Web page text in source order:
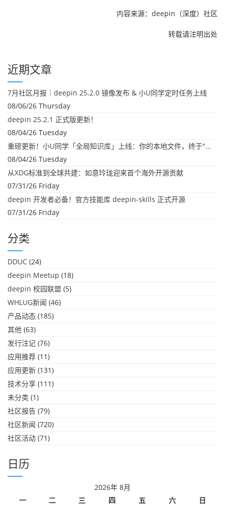
内容来源：deepin（深度）社区
转载请注明出处
近期文章
7月社区月报｜deepin 25.2.0 镜像发布 & 小U同学定时任务上线
08/06/26 Thursday
deepin 25.2.1 正式版更新！
08/04/26 Tuesday
重磅更新！小U同学「全局知识库」上线：你的本地文件，终于"活"起来了
08/04/26 Tuesday
从XDG标准到全球共建：如意玲珑迎来首个海外开源贡献
07/31/26 Friday
deepin 开发者必备！官方技能库 deepin-skills 正式开源
07/31/26 Friday
分类
DDUC (24)
deepin Meetup (18)
deepin 校园联盟 (5)
WHLUG新闻 (46)
产品动态 (185)
其他 (63)
发行注记 (76)
应用推荐 (11)
应用更新 (131)
技术分享 (111)
未分类 (1)
社区报告 (79)
社区新闻 (720)
社区活动 (71)
日历
2026年 8月
一
二 三 四 五 六
日